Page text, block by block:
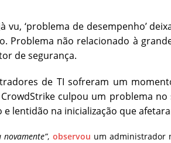
vu, ‘problema de desempenho’
Problema não relacionado à
de segurança.
de TI sofreram um
culpou um problema
e lentidão na inicialização que
novamente”, observou um administrador